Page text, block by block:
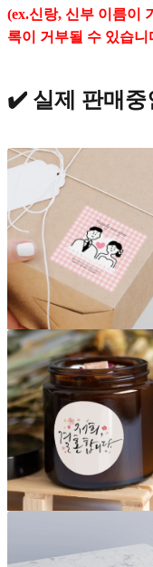
(ex.신랑, 신부 이름이
록이 거부될 수 있습니
✔️ 실제 판매중